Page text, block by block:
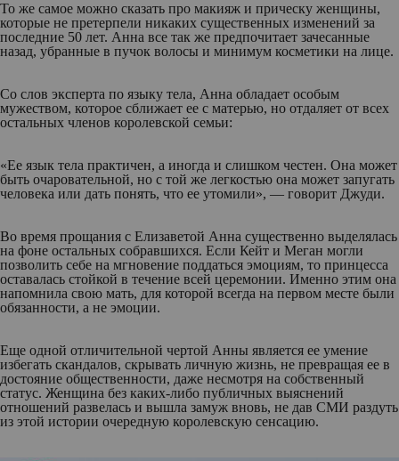
То же самое можно сказать про макияж и прическу женщины,
которые не претерпели никаких существенных изменений за
последние 50 лет. Анна все так же предпочитает зачесанные
назад, убранные в пучок волосы и минимум косметики на лице.
Со слов эксперта по языку тела, Анна обладает особым
мужеством, которое сближает ее с матерью, но отдаляет от всех
остальных членов королевской семьи:
«Ее язык тела практичен, а иногда и слишком честен. Она может
быть очаровательной, но с той же легкостью она может запугать
человека или дать понять, что ее утомили», — говорит Джуди.
Во время прощания с Елизаветой Анна существенно выделялась
на фоне остальных собравшихся. Если Кейт и Меган могли
позволить себе на мгновение поддаться эмоциям, то принцесса
оставалась стойкой в течение всей церемонии. Именно этим она
напомнила свою мать, для которой всегда на первом месте были
обязанности, а не эмоции.
Еще одной отличительной чертой Анны является ее умение
избегать скандалов, скрывать личную жизнь, не превращая ее в
достояние общественности, даже несмотря на собственный
статус. Женщина без каких-либо публичных выяснений
отношений развелась и вышла замуж вновь, не дав СМИ раздуть
из этой истории очередную королевскую сенсацию.